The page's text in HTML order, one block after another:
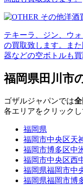
テキーラ、ジン、ウ
の買取致します。ま
器などの空ボトルも買
福岡県田川市
ゴザルジャパンでは
各エリアをクリック
福岡県
福岡市中央区天
福岡市博多区中
福岡市中央区西
福岡県福岡市中
福岡県福岡市博